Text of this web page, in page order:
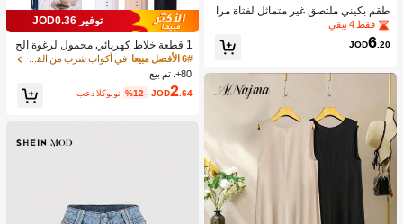
طقم بكيني ملتصق غير متماثل لفتاة مرا
هقة شاطئ صيفي
فقط 4 بيقي
JOD6.20
توفير JOD0.36
1 قطعة خلاط كهربائي محمول لرغوة الح
ليب، رغاية الحليب القابلة للشحن - شحن
USB، 3 سرعات، خلاط حليب كهربائي ص
غير، مناسب للقهوة/اللاتيه/الكابتشينو/الش
وكولاتة الساخنة/البيض
6# الأفضل مبيعا
في أكواب شرب من الفولاذ المقاوم للصدأ جهاز رغوة ال
80+. تم بيع
JOD2.64
%12- بعد الكوبون